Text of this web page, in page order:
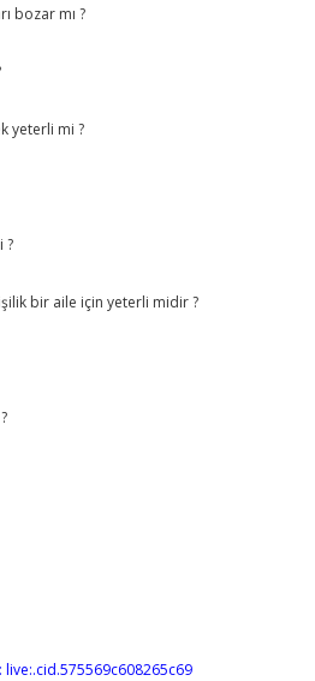
bozar mı ?
yeterli mi ?
?
bir aile için yeterli midir ?
live:.cid.575569c608265c69